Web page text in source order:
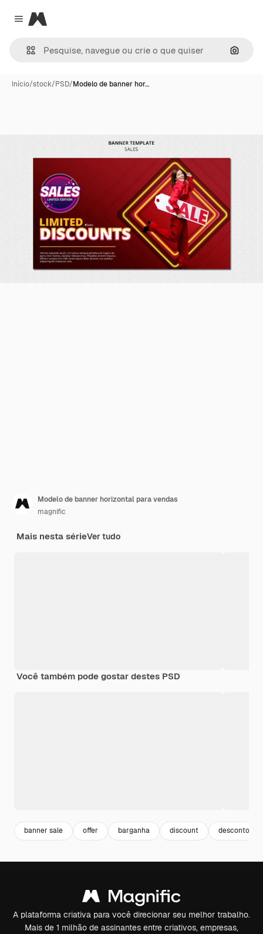
Close menu
Magnific
Início/stock/PSD/Modelo de banner hor…
Modelo de banner horizontal para vendas
magnific
Mais nesta sérieVer tudo
Você também pode gostar destes PSD
banner sale offer barganha discount desconto
A plataforma criativa para você direcionar seu melhor trabalho.
Mais de 1 milhão de assinantes entre criativos, empresas,